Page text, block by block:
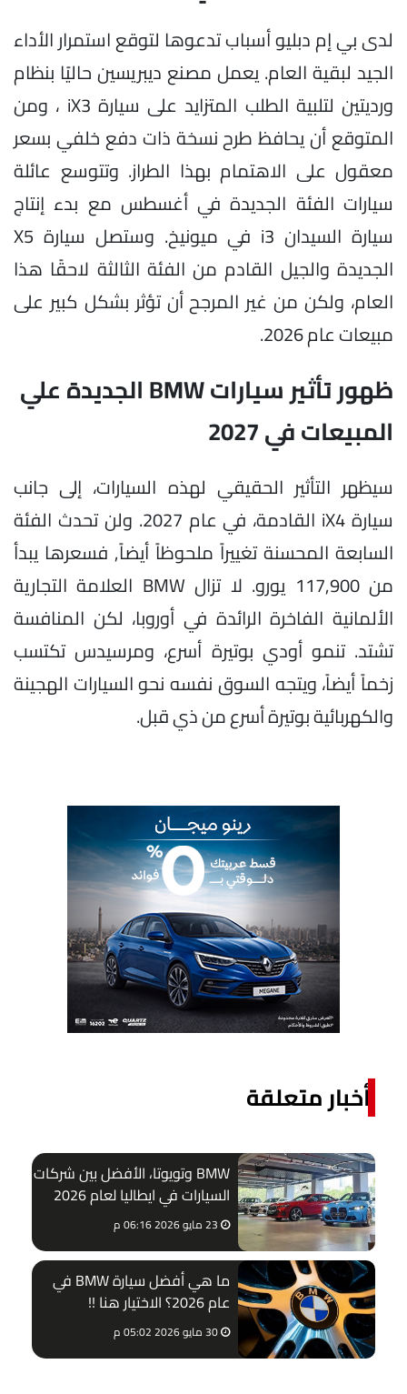
لدى بي إم دبليو أسباب تدعوها لتوقع استمرار الأداء
الجيد لبقية العام. يعمل مصنع ديبريسين حاليًا بنظام
ورديتين لتلبية الطلب المتزايد على سيارة iX3 ، ومن
المتوقع أن يحافظ طرح نسخة ذات دفع خلفي بسعر
معقول على الاهتمام بهذا الطراز. وتتوسع عائلة
سيارات الفئة الجديدة في أغسطس مع بدء إنتاج
سيارة السيدان i3 في ميونيخ. وستصل سيارة X5
الجديدة والجيل القادم من الفئة الثالثة لاحقًا هذا
العام، ولكن من غير المرجح أن تؤثر بشكل كبير على
مبيعات عام 2026.
ظهور تأثير سيارات BMW الجديدة علي
المبيعات في 2027
سيظهر التأثير الحقيقي لهذه السيارات، إلى جانب
سيارة iX4 القادمة، في عام 2027. ولن تحدث الفئة
السابعة المحسنة تغييراً ملحوظاً أيضاً, فسعرها يبدأ
من 117,900 يورو. لا تزال BMW العلامة التجارية
الألمانية الفاخرة الرائدة في أوروبا، لكن المنافسة
تشتد. تنمو أودي بوتيرة أسرع، ومرسيدس تكتسب
زخماً أيضاً، ويتجه السوق نفسه نحو السيارات الهجينة
والكهربائية بوتيرة أسرع من ذي قبل.
أخبار متعلقة
BMW وتويوتا، الأفضل بين شركات
السيارات في ايطاليا لعام 2026
23 مايو 2026 06:16 م
ما هي أفضل سيارة BMW في
عام 2026؟ الاختيار هنا !!
30 مايو 2026 05:02 م